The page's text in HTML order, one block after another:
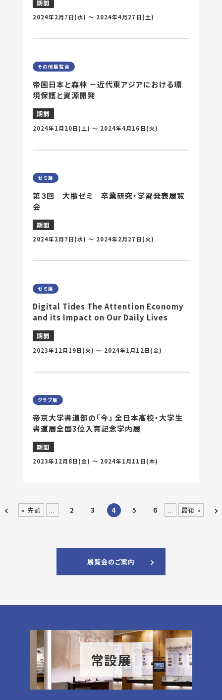
期間
2024年2月7日(水) 〜 2024年4月27日(土)
その他展覧会
帝国日本と森林 －近代東アジアにおける環
境保護と資源開発
期間
2024年1月20日(土) 〜 2024年4月16日(火)
ゼミ展
第３回 大櫃ゼミ 卒業研究・学習発表展覧
会
期間
2024年2月7日(水) 〜 2024年2月27日(火)
ゼミ展
Digital Tides The Attention Economy
and its Impact on Our Daily Lives
期間
2023年12月19日(火) 〜 2024年1月12日(金)
クラブ展
帝京大学書道部の「今」 全日本高校・大学生
書道展全国3位入賞記念学内展
期間
2023年12月8日(金) 〜 2024年1月11日(木)
« 先頭
< ... 2 3 4 5 6 ... >
最後 »
展覧会のご案内
常設展